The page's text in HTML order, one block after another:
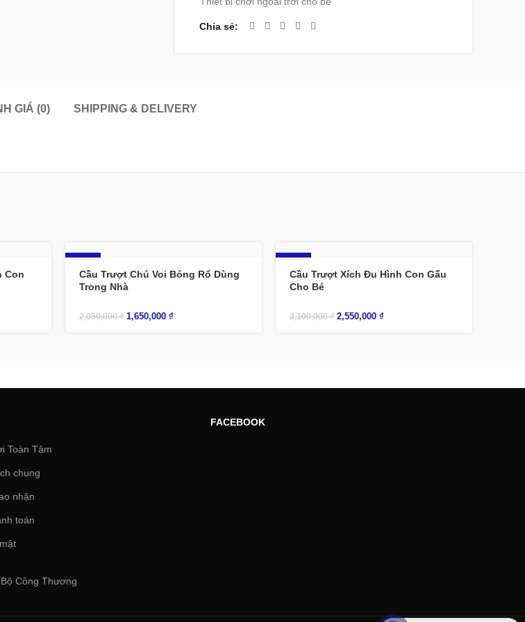
Chia sẻ
GIÁ (0) SHIPPING & DELIVERY
Con
Cầu Trượt Chú Voi Bóng Rổ Dùng
Trong Nhà
2,050,000₫ 1,650,000 ₫
Cầu Trượt Xích Đu Hình Con Gấu
Cho Bé
3,100,000₫ 2,550,000 ₫
Toàn Tâm
chung
nhận
toán
FACEBOOK